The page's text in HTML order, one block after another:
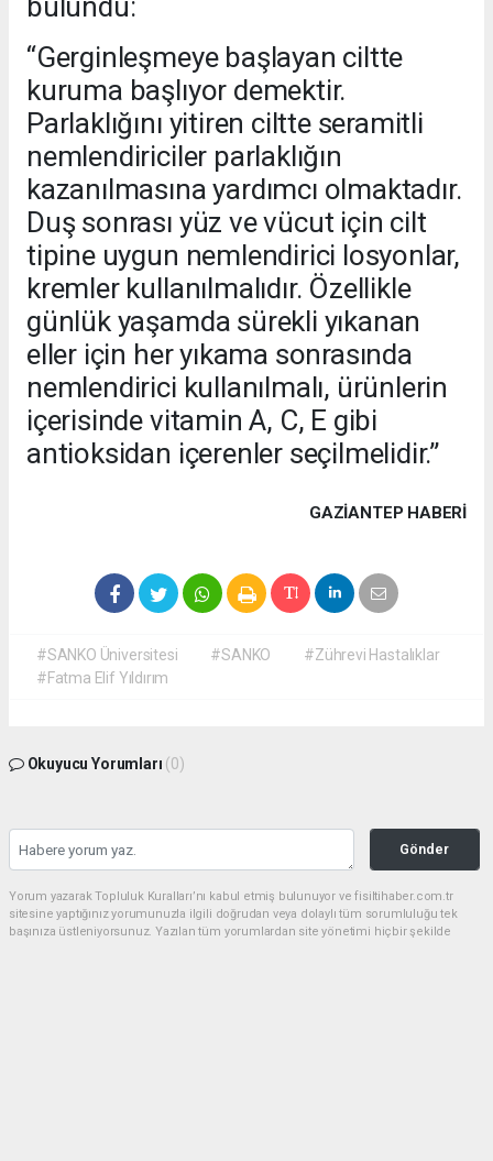
bulundu:
“Gerginleşmeye başlayan ciltte
kuruma başlıyor demektir.
Parlaklığını yitiren ciltte seramitli
nemlendiriciler parlaklığın
kazanılmasına yardımcı olmaktadır.
Duş sonrası yüz ve vücut için cilt
tipine uygun nemlendirici losyonlar,
kremler kullanılmalıdır. Özellikle
günlük yaşamda sürekli yıkanan
eller için her yıkama sonrasında
nemlendirici kullanılmalı, ürünlerin
içerisinde vitamin A, C, E gibi
antioksidan içerenler seçilmelidir.”
GAZIANTEP HABERİ
#SANKO Üniversitesi #SANKO
#Zührevi Hastalıklar
#Fatma Elif Yıldırım
Okuyucu Yorumları (0)
Gönder
Yorum yazarak Topluluk Kuralları’nı kabul etmiş bulunuyor ve fisiltihaber.com.tr
sitesine yaptığınız yorumunuzla ilgili doğrudan veya dolaylı tüm sorumluluğu tek
başınıza üstleniyorsunuz. Yazılan tüm yorumlardan site yönetimi hiçbir şekilde